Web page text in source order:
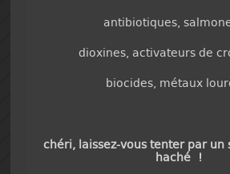
antibiotiques,
dioxines, activateurs de
biocides, métaux
chéri, laissez-vous tenter par un
haché !